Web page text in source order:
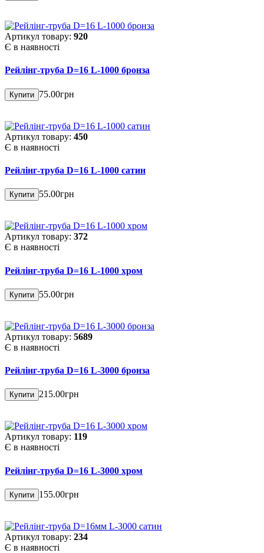
Артикул товару: 920
Є в наявності
Рейлінг-труба D=16 L-1000 бронза
Купити 75.00грн
Артикул товару: 450
Є в наявності
Рейлінг-труба D=16 L-1000 сатин
Купити 55.00грн
Артикул товару: 372
Є в наявності
Рейлінг-труба D=16 L-1000 хром
Купити 55.00грн
Артикул товару: 5689
Є в наявності
Рейлінг-труба D=16 L-3000 бронза
Купити 215.00грн
Артикул товару: 119
Є в наявності
Рейлінг-труба D=16 L-3000 хром
Купити 155.00грн
Артикул товару: 234
Є в наявності